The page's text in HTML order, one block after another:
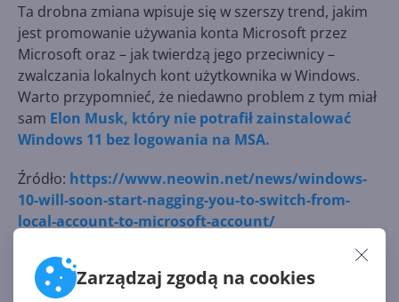
Zarządzaj zgodą na cookies
Ta drobna zmiana wpisuje się w szerszy trend, jakim
jest promowanie używania konta Microsoft przez
Microsoft oraz – jak twierdzą jego przeciwnicy –
zwalczania lokalnych kont użytkownika w Windows.
Warto przypomnieć, że niedawno problem z tym miał
sam Elon Musk, który nie potrafił zainstalować
Windows 11 bez logowania na MSA.
Źródło: https://www.neowin.net/news/windows-
10-will-soon-start-nagging-you-to-switch-from-
local-account-to-microsoft-account/
Źródło: